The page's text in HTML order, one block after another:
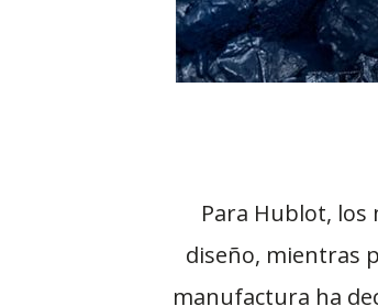
Para Hublot, los
diseño, mientras
manufactura ha